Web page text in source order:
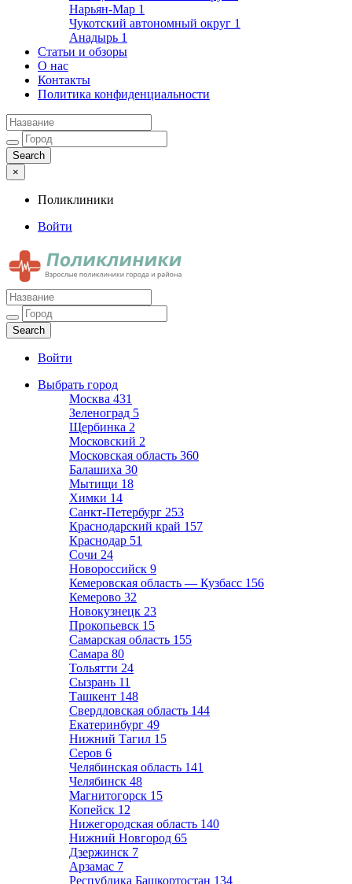
Нарьян-Мар 1
Чукотский автономный округ 1
Анадырь 1
Статьи и обзоры
О нас
Контакты
Политика конфиденциальности
×
Поликлиники
Войти
Поликлиники
Взрослые поликлиники города и района
Войти
Выбрать город
Москва 431
Зеленоград 5
Щербинка 2
Московский 2
Московская область 360
Балашиха 30
Мытищи 18
Химки 14
Санкт-Петербург 253
Краснодарский край 157
Краснодар 51
Сочи 24
Новороссийск 9
Кемеровская область — Кузбасс 156
Кемерово 32
Новокузнецк 23
Прокопьевск 15
Самарская область 155
Самара 80
Тольятти 24
Сызрань 11
Ташкент 148
Свердловская область 144
Екатеринбург 49
Нижний Тагил 15
Серов 6
Челябинская область 141
Челябинск 48
Магнитогорск 15
Копейск 12
Нижегородская область 140
Нижний Новгород 65
Дзержинск 7
Арзамас 7
Республика Башкортостан 134